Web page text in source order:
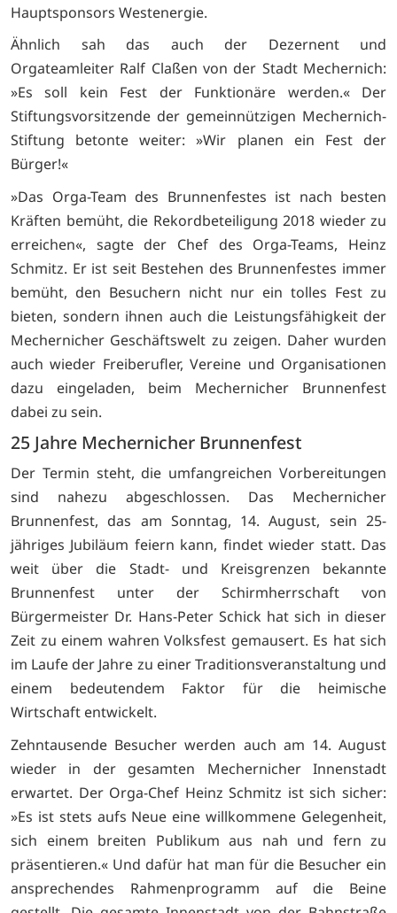
Hauptsponsors Westenergie.
Ähnlich sah das auch der Dezernent und
Orgateamleiter Ralf Claßen von der Stadt Mechernich:
»Es soll kein Fest der Funktionäre werden.« Der
Stiftungsvorsitzende der gemeinnützigen Mechernich-
Stiftung betonte weiter: »Wir planen ein Fest der
Bürger!«
»Das Orga-Team des Brunnenfestes ist nach besten
Kräften bemüht, die Rekordbeteiligung 2018 wieder zu
erreichen«, sagte der Chef des Orga-Teams, Heinz
Schmitz. Er ist seit Bestehen des Brunnenfestes immer
bemüht, den Besuchern nicht nur ein tolles Fest zu
bieten, sondern ihnen auch die Leistungsfähigkeit der
Mechernicher Geschäftswelt zu zeigen. Daher wurden
auch wieder Freiberufler, Vereine und Organisationen
dazu eingeladen, beim Mechernicher Brunnenfest
dabei zu sein.
25 Jahre Mechernicher Brunnenfest
Der Termin steht, die umfangreichen Vorbereitungen
sind nahezu abgeschlossen. Das Mechernicher
Brunnenfest, das am Sonntag, 14. August, sein 25-
jähriges Jubiläum feiern kann, findet wieder statt. Das
weit über die Stadt- und Kreisgrenzen bekannte
Brunnenfest unter der Schirmherrschaft von
Bürgermeister Dr. Hans-Peter Schick hat sich in dieser
Zeit zu einem wahren Volksfest gemausert. Es hat sich
im Laufe der Jahre zu einer Traditionsveranstaltung und
einem bedeutendem Faktor für die heimische
Wirtschaft entwickelt.
Zehntausende Besucher werden auch am 14. August
wieder in der gesamten Mechernicher Innenstadt
erwartet. Der Orga-Chef Heinz Schmitz ist sich sicher:
»Es ist stets aufs Neue eine willkommene Gelegenheit,
sich einem breiten Publikum aus nah und fern zu
präsentieren.« Und dafür hat man für die Besucher ein
ansprechendes Rahmenprogramm auf die Beine